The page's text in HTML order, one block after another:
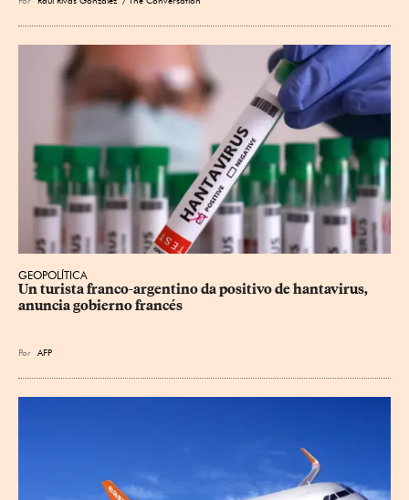
GEOPOLÍTICA
Un turista franco-argentino da positivo de hantavirus,
anuncia gobierno francés
Por AFP